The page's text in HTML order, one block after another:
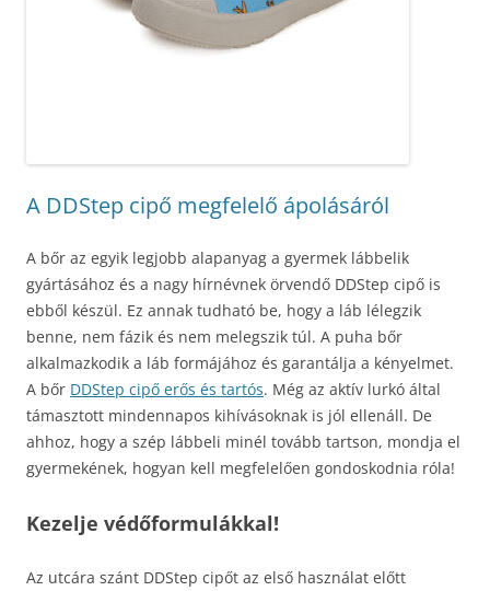
A DDStep cipő megfelelő ápolásáról
A bőr az egyik legjobb alapanyag a gyermek lábbelik
gyártásához és a nagy hírnévnek örvendő DDStep cipő is
ebből készül. Ez annak tudható be, hogy a láb lélegzik
benne, nem fázik és nem melegszik túl. A puha bőr
alkalmazkodik a láb formájához és garantálja a kényelmet.
A bőr DDStep cipő erős és tartós. Még az aktív lurkó által
támasztott mindennapos kihívásoknak is jól ellenáll. De
ahhoz, hogy a szép lábbeli minél tovább tartson, mondja el
gyermekének, hogyan kell megfelelően gondoskodnia róla!
Kezelje védőformulákkal!
Az utcára szánt DDStep cipőt az első használat előtt